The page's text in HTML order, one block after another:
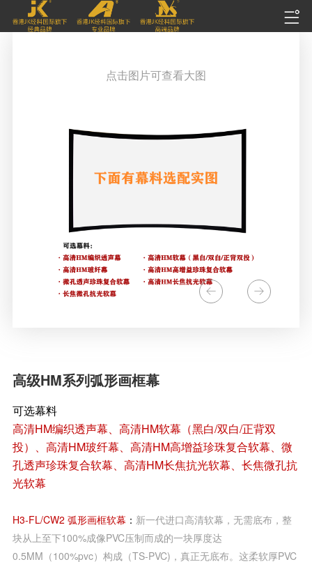
点击图片可查看大图
高级HM系列弧形画框幕
可选幕料
高清HM编织透声幕、高清HM软幕（黑白/双白/正背双
投）、高清HM玻纤幕、高清HM高增益珍珠复合软幕、微
孔透声珍珠复合软幕、高清HM长焦抗光软幕、长焦微孔抗
光软幕
H3-FL/CW2 弧形画框软幕 ： 新一代进口高清软幕，无需底布，整
块从上至下100%成像PVC压制而成的一块厚度达
0.5MM（100%pvc）构成（TS-PVC)，真正无底布。这柔软厚PVC